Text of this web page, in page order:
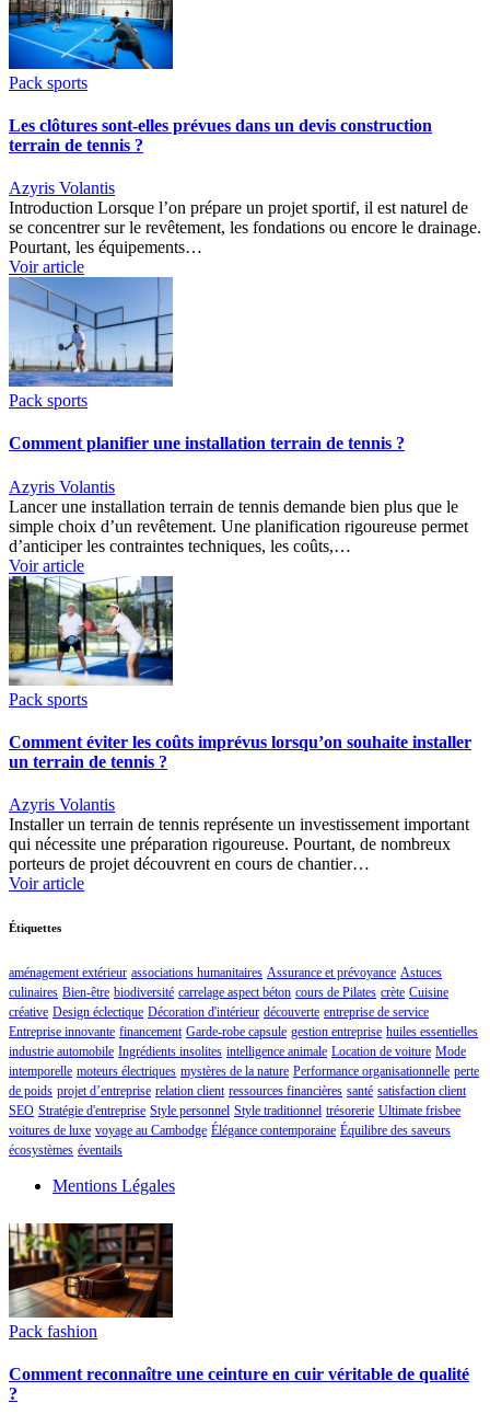
Pack sports
Les clôtures sont-elles prévues dans un devis construction
terrain de tennis ?
Azyris Volantis
Introduction Lorsque l’on prépare un projet sportif, il est naturel de
se concentrer sur le revêtement, les fondations ou encore le drainage.
Pourtant, les équipements…
Voir article
Pack sports
Comment planifier une installation terrain de tennis ?
Azyris Volantis
Lancer une installation terrain de tennis demande bien plus que le
simple choix d’un revêtement. Une planification rigoureuse permet
d’anticiper les contraintes techniques, les coûts,…
Voir article
Pack sports
Comment éviter les coûts imprévus lorsqu’on souhaite installer
un terrain de tennis ?
Azyris Volantis
Installer un terrain de tennis représente un investissement important
qui nécessite une préparation rigoureuse. Pourtant, de nombreux
porteurs de projet découvrent en cours de chantier…
Voir article
Étiquettes
aménagement extérieur associations humanitaires Assurance et prévoyance Astuces
culinaires Bien-être biodiversité carrelage aspect béton cours de Pilates crète Cuisine
créative Design éclectique Décoration d'intérieur découverte entreprise de service
Entreprise innovante financement Garde-robe capsule gestion entreprise huiles essentielles
industrie automobile Ingrédients insolites intelligence animale Location de voiture Mode
intemporelle moteurs électriques mystères de la nature Performance organisationnelle perte
de poids projet d’entreprise relation client ressources financières santé satisfaction client
SEO Stratégie d'entreprise Style personnel Style traditionnel trésorerie Ultimate frisbee
voitures de luxe voyage au Cambodge Élégance contemporaine Équilibre des saveurs
écosystèmes éventails
Mentions Légales
Pack fashion
Comment reconnaître une ceinture en cuir véritable de qualité
?